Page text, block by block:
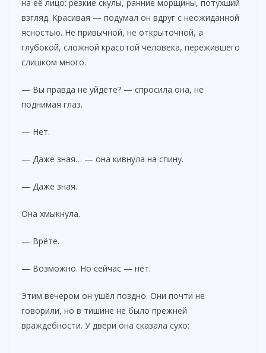
на её лицо: резкие скулы, ранние морщины, потухший
взгляд. Красивая — подумал он вдруг с неожиданной
ясностью. Не привычной, не открыточной, а
глубокой, сложной красотой человека, пережившего
слишком много.
— Вы правда не уйдёте? — спросила она, не
поднимая глаз.
— Нет.
— Даже зная… — она кивнула на спину.
— Даже зная.
Она хмыкнула.
— Врёте.
— Возможно. Но сейчас — нет.
Этим вечером он ушёл поздно. Они почти не
говорили, но в тишине не было прежней
враждебности. У двери она сказала сухо: